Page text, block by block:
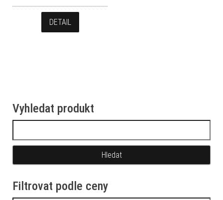
DETAIL
Vyhledat produkt
Filtrovat podle ceny